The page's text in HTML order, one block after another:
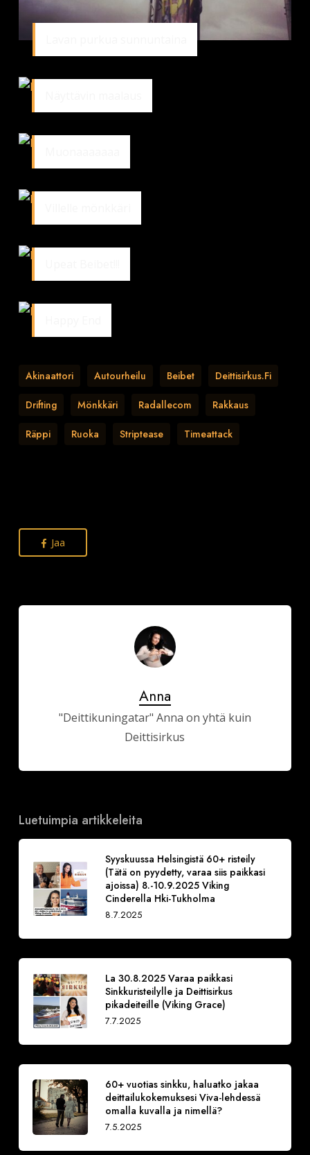
Akinaattori Autourheilu Beibet Deittisirkus.fi
Drifting Mönkkäri Radallecom Rakkaus
Räppi Ruoka Striptease Timeattack
Jaa
Anna
"Deittikuningatar" Anna on yhtä kuin
Deittisirkus
Luetuimpia artikkeleita
Syyskuussa Helsingistä 60+ risteily
(Tätä on pyydetty, varaa siis paikkasi
ajoissa) 8.-10.9.2025 Viking
Cinderella Hki-Tukholma
8.7.2025
La 30.8.2025 Varaa paikkasi
Sinkkuristeilylle ja Deittisirkus
pikadeiteille (Viking Grace)
7.7.2025
60+ vuotias sinkku, haluatko jakaa
deittailukokemuksesi Viva-lehdessä
omalla kuvalla ja nimellä?
7.5.2025